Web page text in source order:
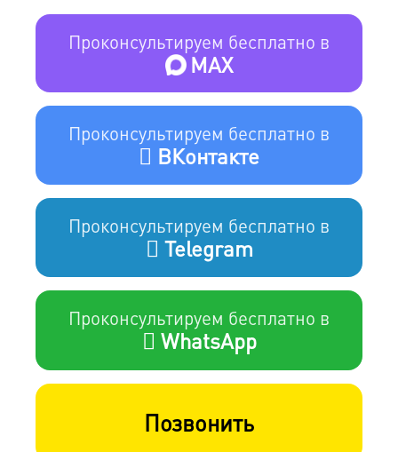
Проконсультируем бесплатно в
MAX
Проконсультируем бесплатно в
ВКонтакте
Проконсультируем бесплатно в
Telegram
Проконсультируем бесплатно в
WhatsApp
Позвонить